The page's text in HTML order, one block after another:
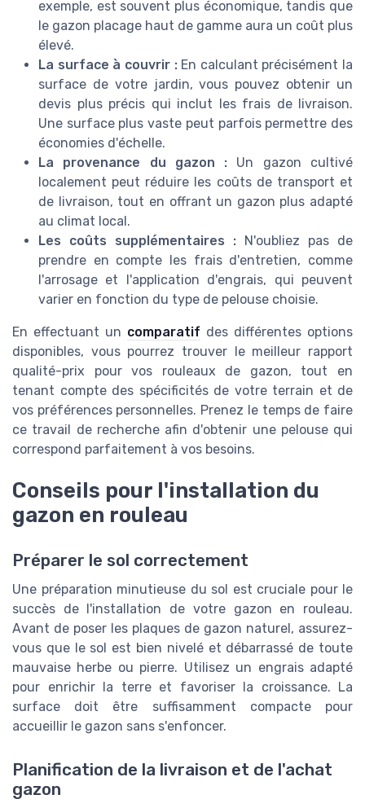
exemple, est souvent plus économique, tandis que
le gazon placage haut de gamme aura un coût plus
élevé.
La surface à couvrir :En calculant précisément la
surface de votre jardin, vous pouvez obtenir un
devis plus précis qui inclut les frais de livraison.
Une surface plus vaste peut parfois permettre des
économies d'échelle.
La provenance du gazon : Un gazon cultivé
localement peut réduire les coûts de transport et
de livraison, tout en offrant un gazon plus adapté
au climat local.
Les coûts supplémentaires : N'oubliez pas de
prendre en compte les frais d'entretien, comme
l'arrosage et l'application d'engrais, qui peuvent
varier en fonction du type de pelouse choisie.
En effectuant un comparatif des différentes options
disponibles, vous pourrez trouver le meilleur rapport
qualité-prix pour vos rouleaux de gazon, tout en
tenant compte des spécificités de votre terrain et de
vos préférences personnelles. Prenez le temps de faire
ce travail de recherche afin d'obtenir une pelouse qui
correspond parfaitement à vos besoins.
Conseils pour l'installation du
gazon en rouleau
Préparer le sol correctement
Une préparation minutieuse du sol est cruciale pour le
succès de l'installation de votre gazon en rouleau.
Avant de poser les plaques de gazon naturel, assurez-
vous que le sol est bien nivelé et débarrassé de toute
mauvaise herbe ou pierre. Utilisez un engrais adapté
pour enrichir la terre et favoriser la croissance. La
surface doit être suffisamment compacte pour
accueillir le gazon sans s'enfoncer.
Planification de la livraison et de l'achat
gazon